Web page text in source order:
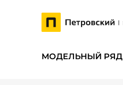
МОДЕЛЬНЫЙ РЯД